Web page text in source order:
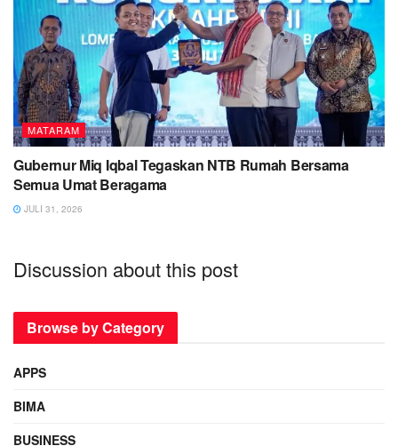
MATARAM
Gubernur Miq Iqbal Tegaskan NTB Rumah Bersama
Semua Umat Beragama
JULI 31, 2026
Discussion about this post
Browse by Category
APPS
BIMA
BUSINESS